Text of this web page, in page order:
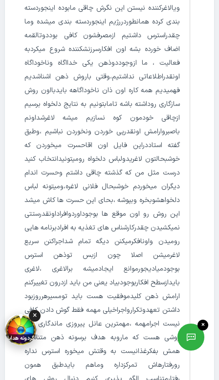
ویالاغرکننده نیستن این نگرش چاقی مابوده اینجوردسته
بندی کرده همانطوردررژیم اینجوردسته بندی میشده وما
چقدراسترس داشتیم ازمصرفشون کافی بوددوتالقمه
اضاف خورده بشه اون افکارسرزنشکننده شروع میکردبه
فعالیت ، ما ازوجوددوذهن یکی خدااگاه وناخوداگاه
اونقدراطلاعاتی نداشتیم،وقتی باروش ذهن اشناشدیم
فهمیدیم همه کاره اون ذان ناخوداگاهه بایدبااون روش
سازگاری روداشته باشه تامابتونیم به نتایج دلخواه برسیم
ازچاقی خودمون کوه نسازیم میشه لاغرشداونم
باصبروارامش اونقدرپی خوردن ونخوردن نباشیم ،وطبق
گفته استاددراین فایل اون اقاحسرت میخوردن که
خوشبحالتون لاغریدولباس دلخواه رومیتونیدانتخاب کنید
درست مثل من که گذشته چاقی داشتم وحسرت اندام
دیگران میخوردم خوشبحال فلانی لاغره،ومیتونه لباس
دلخواهشوبخره وبپوشه ،بحای این حسرت ها کاش میشد
این روش رو اون موقع ها بوجوداوردوافراداونقدرستتی
نمیکشیدن چقدرکارشناس های تغذیه به افرادبرنامه هایی
رومیدن واونافکرمیکنن دیگه تمام شداجراکنن سریع
لاغرمیشن اصلا چون ازبس توذهن استرس
بوجودمیادیجورموانع ایجادمیشه برالاغری ،لاغری
بایدازسطح افکاربوجودبیاد یعنی‌ من باید ازدرون تغییرکنم
ارامش ذهن کلیدموفقیت هست باید تومسیرهرروزبود
داشتن تعهدوتکرارواجراخیلی مهمه فقط گوش دادن کافی
نیست اجرامهمه ،مهمترین عانل پیروزی ماندگاری اون
روشی هست که ماروبه هدف برسونه ذهن متناسب
همش بفکرغذانیست به وقتش میخوره استرس نداره
رورفتارهاش تمرکزداره وماهم بایدطبق همون
×
×
گردونه هدایا